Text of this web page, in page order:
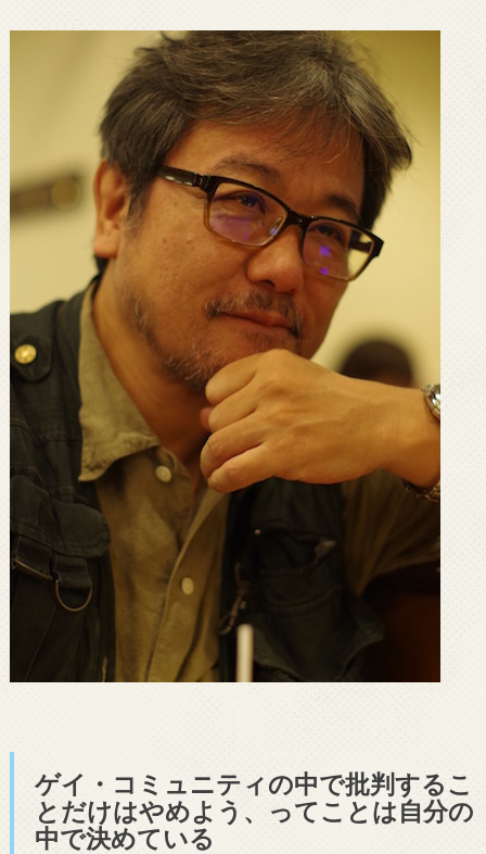
ゲイ・コミュニティの中で批判するこ
とだけはやめよう、ってことは自分の
中で決めている